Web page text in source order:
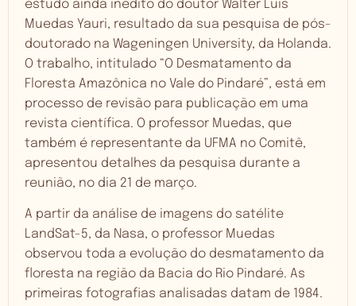
estudo ainda inédito do doutor Walter Luis
Muedas Yauri, resultado da sua pesquisa de pós-
doutorado na Wageningen University, da Holanda.
O trabalho, intitulado “O Desmatamento da
Floresta Amazônica no Vale do Pindaré”, está em
processo de revisão para publicação em uma
revista científica. O professor Muedas, que
também é representante da UFMA no Comitê,
apresentou detalhes da pesquisa durante a
reunião, no dia 21 de março.
A partir da análise de imagens do satélite
LandSat-5, da Nasa, o professor Muedas
observou toda a evolução do desmatamento da
floresta na região da Bacia do Rio Pindaré. As
primeiras fotografias analisadas datam de 1984.